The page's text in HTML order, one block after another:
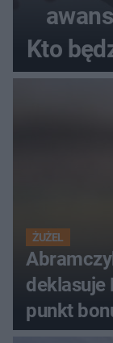
Kto
ŻUŻEL
deklasuje
punkt